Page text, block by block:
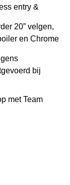
entry &
20” velgen,
en Chrome
bij
met Team